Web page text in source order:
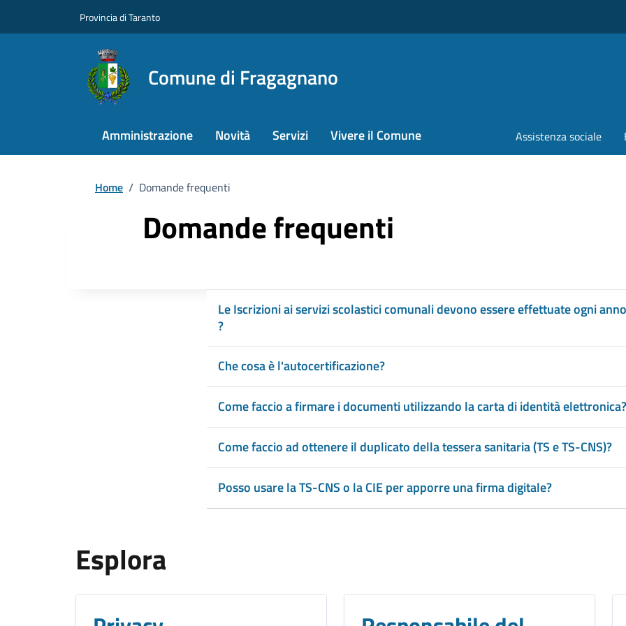
Provincia di Taranto
Comune di Fragagnano
Amministrazione Novità Servizi Vivere il Comune Assistenza sociale
Home / Domande frequenti
Domande frequenti
Le Iscrizioni ai servizi scolastici comunali devono essere effettuate ogni anno
?
Che cosa è l'autocertificazione?
Come faccio a firmare i documenti utilizzando la carta di identità elettronica?
Come faccio ad ottenere il duplicato della tessera sanitaria (TS e TS-CNS)?
Posso usare la TS-CNS o la CIE per apporre una firma digitale?
Esplora